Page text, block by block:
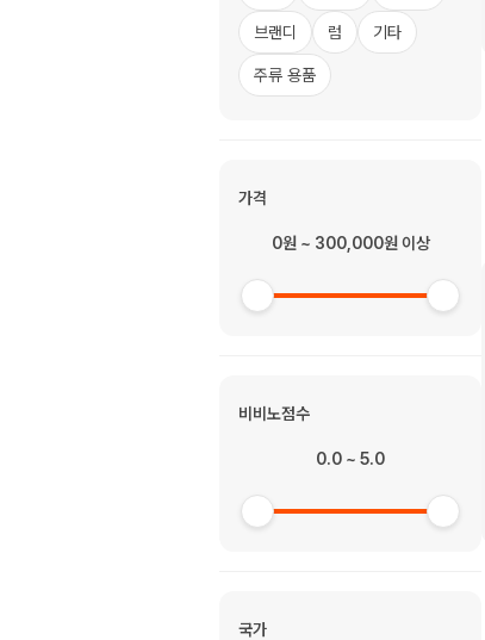
브랜디 럼 기타
주류 용품
가격
0원 ~ 300,000원 이상
비비노점수
0.0 ~ 5.0
국가